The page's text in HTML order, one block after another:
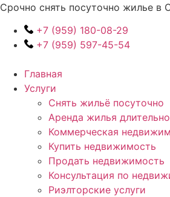
Перейти
содержимому
Срочно снять посуточно жилье в
+7 (959) 180-08-29
+7 (959) 597-45-54
Главная
Услуги
Снять жильё посуточно
Аренда жилья длительно
Коммерческая
Купить недвижимость
Продать недвижимость
Консультация по
Риэлторские услуги